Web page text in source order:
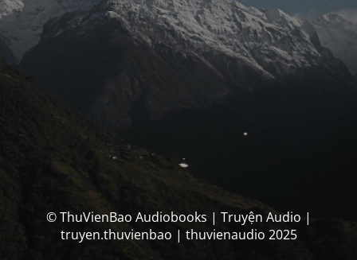
© ThuVienBao Audiobooks | Truyện Audio |
truyen.thuvienbao | thuvienaudio 2025